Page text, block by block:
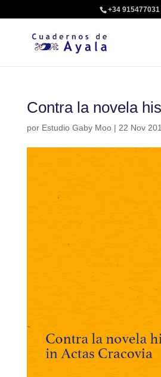
+34 915477031
Contra la novela
por Estudio Gaby Moo| 22 Nov